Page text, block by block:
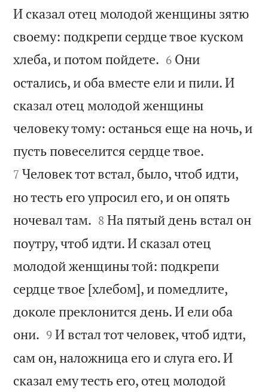
И сказал отец молодой женщины зятю
своему: подкрепи сердце твое куском
хлеба, и потом пойдете. 

6 Они
остались, и оба вместе ели и пили. И
сказал отец молодой женщины
человеку тому: останься еще на ночь, и
пусть повеселится сердце твое.
7 Человек тот встал, было, чтоб идти,
но тесть его упросил его, и он опять
ночевал там. 

8 На пятый день встал он
поутру, чтоб идти. И сказал отец
молодой женщины той: подкрепи
сердце твое [хлебом], и помедлите,
доколе преклонится день. И ели оба
они. 

9 И встал тот человек, чтоб идти,
сам он, наложница его и слуга его. И
сказал ему тесть его, отец молодой